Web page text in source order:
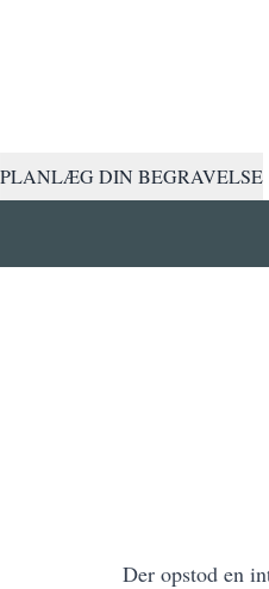
PLANLÆG DIN BEGRAVELSE
Der opstod en